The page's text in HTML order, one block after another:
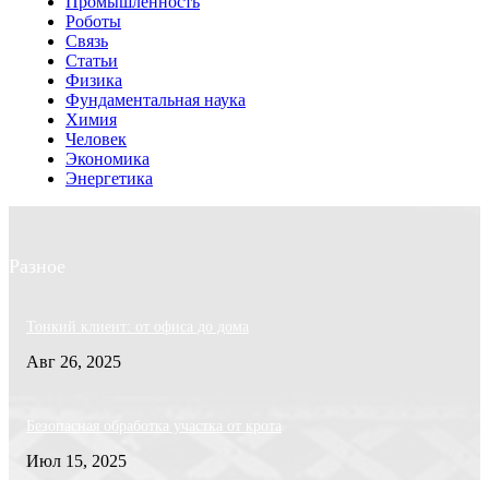
Роботы
Связь
Статьи
Физика
Фундаментальная наука
Химия
Человек
Экономика
Энергетика
Разное
Тонкий клиент: от офиса до дома
Авг 26, 2025
Безопасная обработка участка от крота
Июл 15, 2025